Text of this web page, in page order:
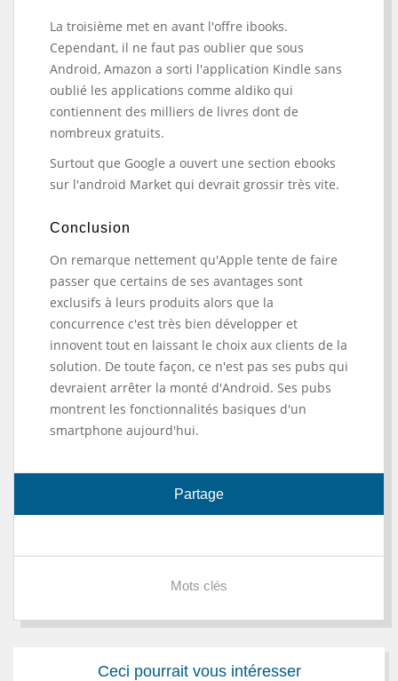
La troisième met en avant l'offre ibooks.
Cependant, il ne faut pas oublier que sous
Android, Amazon a sorti l'application Kindle sans
oublié les applications comme aldiko qui
contiennent des milliers de livres dont de
nombreux gratuits.
Surtout que Google a ouvert une section ebooks
sur l'android Market qui devrait grossir très vite.
Conclusion
On remarque nettement qu'Apple tente de faire
passer que certains de ses avantages sont
exclusifs à leurs produits alors que la
concurrence c'est très bien développer et
innovent tout en laissant le choix aux clients de la
solution. De toute façon, ce n'est pas ses pubs qui
devraient arrêter la monté d'Android. Ses pubs
montrent les fonctionnalités basiques d'un
smartphone aujourd'hui.
Partage
Mots clés
Ceci pourrait vous intéresser